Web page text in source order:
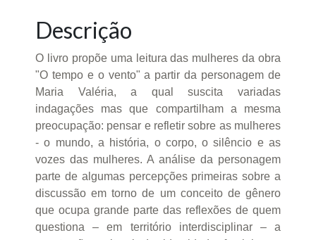
Descrição
O livro propõe uma leitura das mulheres da obra
"O tempo e o vento" a partir da personagem de
Maria Valéria, a qual suscita variadas
indagações mas que compartilham a mesma
preocupação: pensar e refletir sobre as mulheres
- o mundo, a história, o corpo, o silêncio e as
vozes das mulheres. A análise da personagem
parte de algumas percepções primeiras sobre a
discussão em torno de um conceito de gênero
que ocupa grande parte das reflexões de quem
questiona – em território interdisciplinar – a